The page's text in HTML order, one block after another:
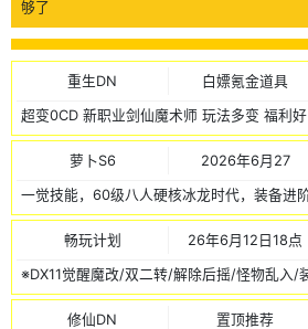
够了
重生DN 白嫖氪金道具
超变0CD 新职业剑仙魔术师 玩法多变 福利好
萝卜S6 2026年6月27
一觉技能，60级八人硬核冰龙时代，装备进
畅玩计划 26年6月12日18点
※DX11觉醒魔改/双二转/解除后摇/怪物乱入/
修仙DN 置顶推荐